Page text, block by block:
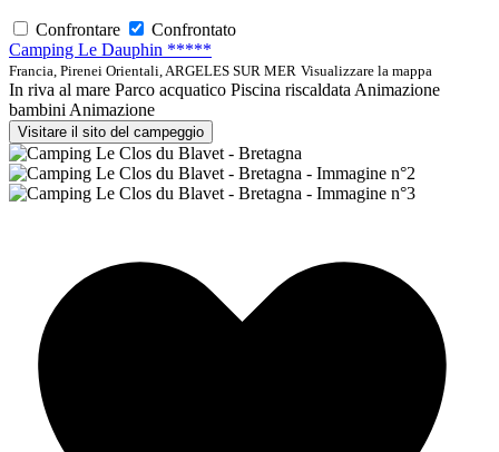
Confrontare
Confrontato
Camping Le Dauphin *****
Francia, Pirenei Orientali, ARGELES SUR MER Visualizzare la mappa
In riva al mare Parco acquatico Piscina riscaldataAnimazione
bambiniAnimazione
Visitare il sito del campeggio